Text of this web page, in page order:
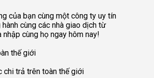
của bạn cùng một công ty uy tín
cùng các nhà giao dịch từ
cùng họ ngay hôm nay!
thế giới
chi trả trên toàn thế giới